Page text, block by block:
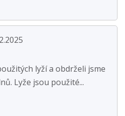
lyží a obdrželi jsme
Lyže jsou použité...